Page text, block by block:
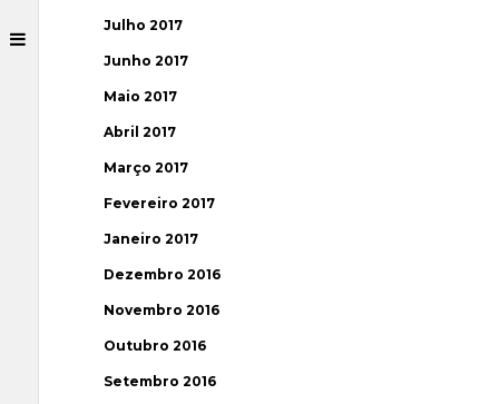
Julho 2017
Junho 2017
Maio 2017
Abril 2017
Março 2017
Fevereiro 2017
Janeiro 2017
Dezembro 2016
Novembro 2016
Outubro 2016
Setembro 2016